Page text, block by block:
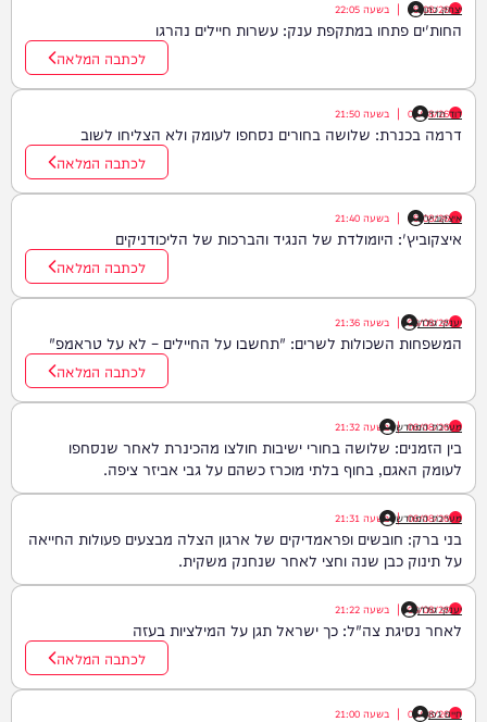
יצחק כהן
06/08/26
| בשעה 22:05
החות'ים פתחו במתקפת ענק: עשרות חיילים נהרגו
לכתבה המלאה
דוד חדד
06/08/26
| בשעה 21:50
דרמה בכנרת: שלושה בחורים נסחפו לעומק ולא הצליחו לשוב
לכתבה המלאה
איצקוביץ'
06/08/26
| בשעה 21:40
איצקוביץ': היומולדת של הנגיד והברכות של הליכודניקים
לכתבה המלאה
יענקי גולדן
06/08/26
| בשעה 21:36
המשפחות השכולות לשרים: "תחשבו על החיילים – לא על טראמפ"
לכתבה המלאה
מערכת המחדש
06/08/26
| בשעה 21:32
בין הזמנים: שלושה בחורי ישיבות חולצו מהכינרת לאחר שנסחפו
לעומק האגם, בחוף בלתי מוכרז כשהם על גבי אביזר ציפה.
מערכת המחדש
06/08/26
| בשעה 21:31
בני ברק: חובשים ופראמדיקים של ארגון הצלה מבצעים פעולות החייאה
על תינוק כבן שנה וחצי לאחר שנחנק משקית.
יענקי גולדן
06/08/26
| בשעה 21:22
לאחר נסיגת צה"ל: כך ישראל תגן על המילציות בעזה
לכתבה המלאה
חיים גפן
06/08/26
| בשעה 21:00